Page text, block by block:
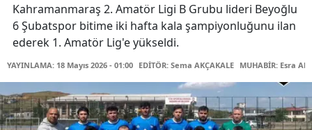
Kahramanmaraş 2. Amatör Ligi B Grubu lideri Beyoğlu
6 Şubatspor bitime iki hafta kala şampiyonluğunu ilan
ederek 1. Amatör Lig'e yükseldi.
YAYINLAMA: 18 Mayıs 2026 - 01:00 EDİTÖR: Sema AKÇAKALE MUHABİR: Esra